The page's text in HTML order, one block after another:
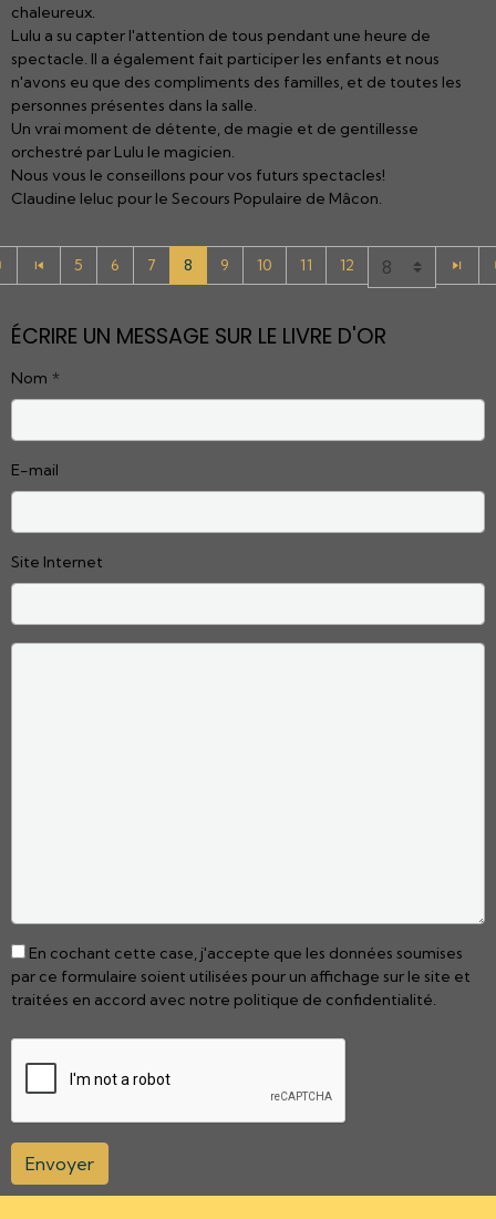
chaleureux.
Lulu a su capter l'attention de tous pendant une heure de
spectacle. Il a également fait participer les enfants et nous
n'avons eu que des compliments des familles, et de toutes les
personnes présentes dans la salle.
Un vrai moment de détente, de magie et de gentillesse
orchestré par Lulu le magicien.
Nous vous le conseillons pour vos futurs spectacles!
Claudine leluc pour le Secours Populaire de Mâcon.
5 6 7 8 9 10 11 12
ÉCRIRE UN MESSAGE SUR LE LIVRE D'OR
Nom
E-mail
Site Internet
En cochant cette case, j'accepte que les données soumises
par ce formulaire soient utilisées pour un affichage sur le site et
traitées en accord avec notre politique de confidentialité.
Envoyer